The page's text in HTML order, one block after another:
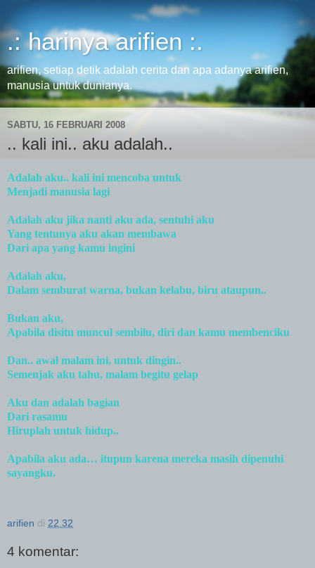
.: harinya arifien :.
arifien, setiap detik adalah cerita dan apa adanya arifien,
manusia untuk dunianya.
SABTU, 16 FEBRUARI 2008
.. kali ini.. aku adalah..
Adalah aku.. kali ini mencoba untuk
Menjadi manusia lagi
Adalah aku jika nanti aku ada, sentuhi aku
Yang tentunya aku akan membawa
Dari apa yang kamu ingini
Adalah aku,
Dalam semburat warna, bukan kelabu, biru ataupun..
Bukan aku,
Apabila disitu muncul sembilu, diri dan kamu membenciku
Dan.. awal malam ini, untuk dingin..
Semenjak aku tahu, malam begitu gelap
Aku dan adalah bagian
Dari rasamu
Hiruplah untuk hidup..
Apabila aku ada… itupun karena mereka masih dipenuhi
sayangku.
arifien di 22.32
4 komentar: